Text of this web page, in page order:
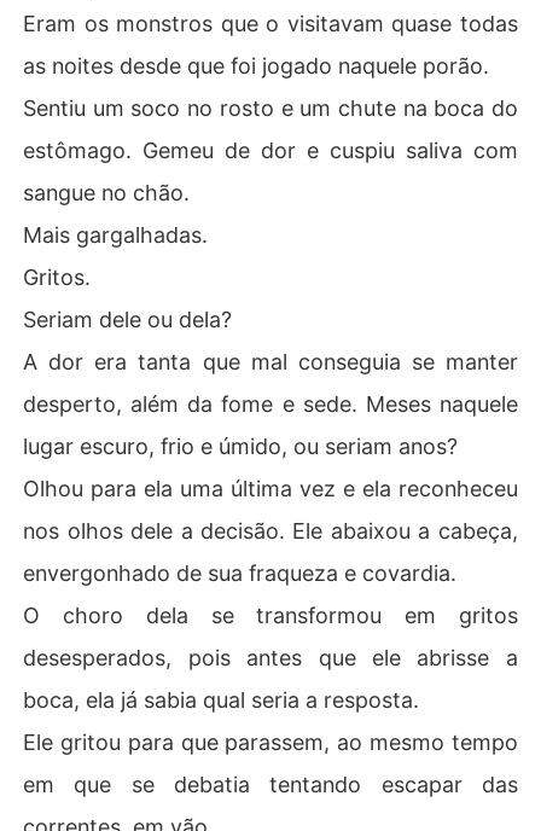
Eram os monstros que o visitavam quase todas
as noites desde que foi jogado naquele porão.
Sentiu um soco no rosto e um chute na boca do
estômago. Gemeu de dor e cuspiu saliva com
sangue no chão.
Mais gargalhadas.
Gritos.
Seriam dele ou dela?
A dor era tanta que mal conseguia se manter
desperto, além da fome e sede. Meses naquele
lugar escuro, frio e úmido, ou seriam anos?
Olhou para ela uma última vez e ela reconheceu
nos olhos dele a decisão. Ele abaixou a cabeça,
envergonhado de sua fraqueza e covardia.
O choro dela se transformou em gritos
desesperados, pois antes que ele abrisse a
boca, ela já sabia qual seria a resposta.
Ele gritou para que parassem, ao mesmo tempo
em que se debatia tentando escapar das